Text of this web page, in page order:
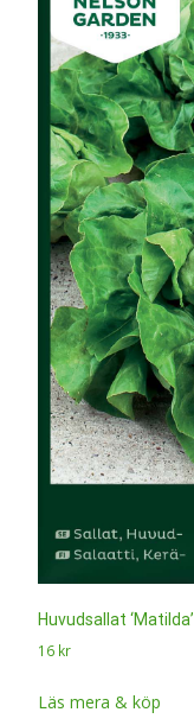
Huvudsallat
16 kr
Läs mera & köp